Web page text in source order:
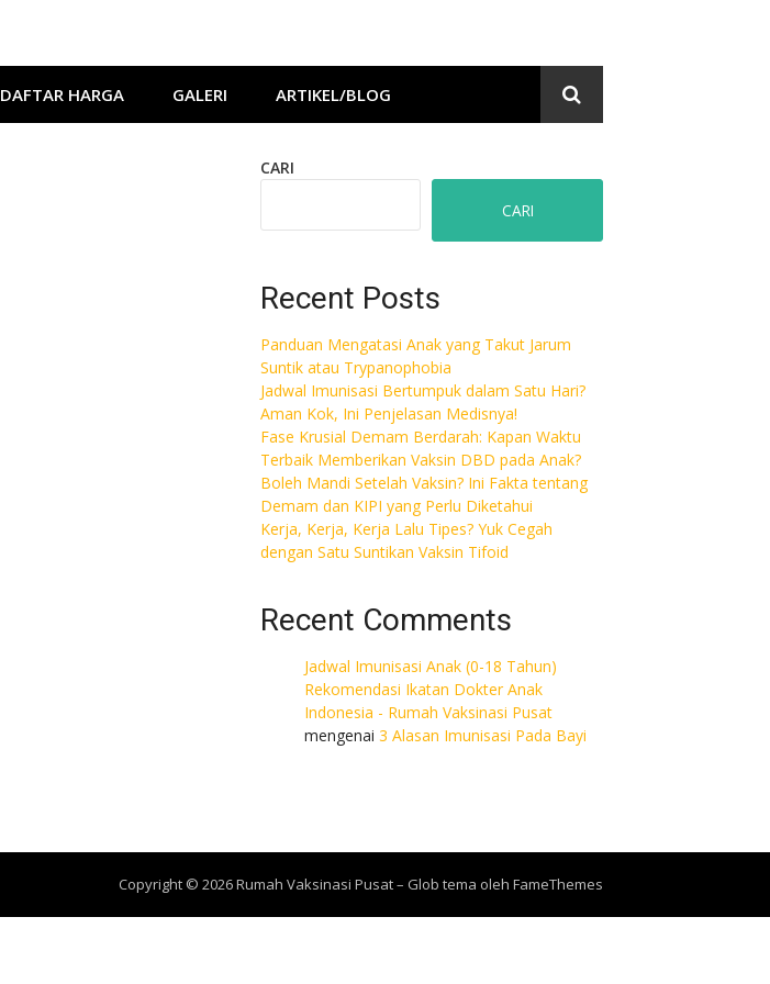
DAFTAR HARGA GALERI ARTIKEL/BLOG
CARI
CARI
Recent Posts
Panduan Mengatasi Anak yang Takut Jarum
Suntik atau Trypanophobia
Jadwal Imunisasi Bertumpuk dalam Satu Hari?
Aman Kok, Ini Penjelasan Medisnya!
Fase Krusial Demam Berdarah: Kapan Waktu
Terbaik Memberikan Vaksin DBD pada Anak?
Boleh Mandi Setelah Vaksin? Ini Fakta tentang
Demam dan KIPI yang Perlu Diketahui
Kerja, Kerja, Kerja Lalu Tipes? Yuk Cegah
dengan Satu Suntikan Vaksin Tifoid
Recent Comments
Jadwal Imunisasi Anak (0-18 Tahun)
Rekomendasi Ikatan Dokter Anak
Indonesia - Rumah Vaksinasi Pusat
mengenai 3 Alasan Imunisasi Pada Bayi
Copyright © 2026 Rumah Vaksinasi Pusat– Glob tema oleh FameThemes